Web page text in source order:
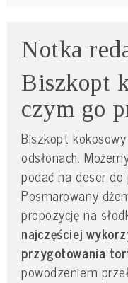
Notka
Biszkopt
czym go
Biszkopt
odsłonach.
podać na deser do
Posmarowany
propozycję na
najczęściej
przygotowania
powodzeniem